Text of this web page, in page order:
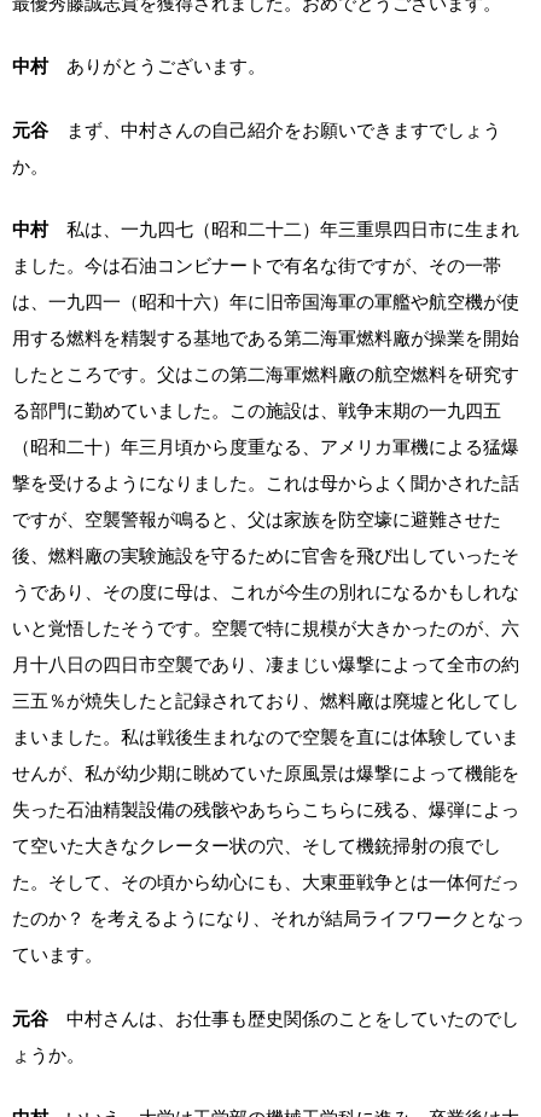
中村 ありがとうございます。
元谷
まず、中村さんの自己紹介をお願いできますでしょう
か。
中村 私は、一九四七（昭和二十二）年三重県四日市に生まれ
ました。今は石油コンビナートで有名な街ですが、その一帯
は、一九四一（昭和十六）年に旧帝国海軍の軍艦や航空機が使
用する燃料を精製する基地である第二海軍燃料廠が操業を開始
したところです。父はこの第二海軍燃料廠の航空燃料を研究す
る部門に勤めていました。この施設は、戦争末期の一九四五
（昭和二十）年三月頃から度重なる、アメリカ軍機による猛爆
撃を受けるようになりました。これは母からよく聞かされた話
ですが、空襲警報が鳴ると、父は家族を防空壕に避難させた
後、燃料廠の実験施設を守るために官舎を飛び出していったそ
うであり、その度に母は、これが今生の別れになるかもしれな
いと覚悟したそうです。空襲で特に規模が大きかったのが、六
月十八日の四日市空襲であり、凄まじい爆撃によって全市の約
三五％が焼失したと記録されており、燃料廠は廃墟と化してし
まいました。私は戦後生まれなので空襲を直には体験していま
せんが、私が幼少期に眺めていた原風景は爆撃によって機能を
失った石油精製設備の残骸やあちらこちらに残る、爆弾によっ
て空いた大きなクレーター状の穴、そして機銃掃射の痕でし
た。そして、その頃から幼心にも、大東亜戦争とは一体何だっ
たのか？ を考えるようになり、それが結局ライフワークとなっ
ています。
元谷 中村さんは、お仕事も歴史関係のことをしていたのでし
ょうか。